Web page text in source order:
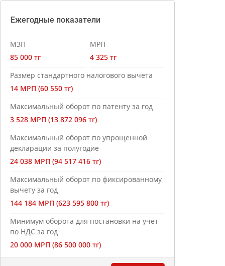
Ежегодные показатели
МЗП
85 000 тг
МРП
4 325 тг
Размер стандартного налогового вычета
14 МРП (60 550 тг)
Максимальный оборот по патенту за год
3 528 МРП (13 872 096 тг)
Максимальный оборот по упрощенной
декларации за полугодие
24 038 МРП (94 517 416 тг)
Максимальный оборот по фиксированному
вычету за год
144 184 МРП (623 595 800 тг)
Минимум оборота для постановки на учет
по НДС за год
20 000 МРП (86 500 000 тг)